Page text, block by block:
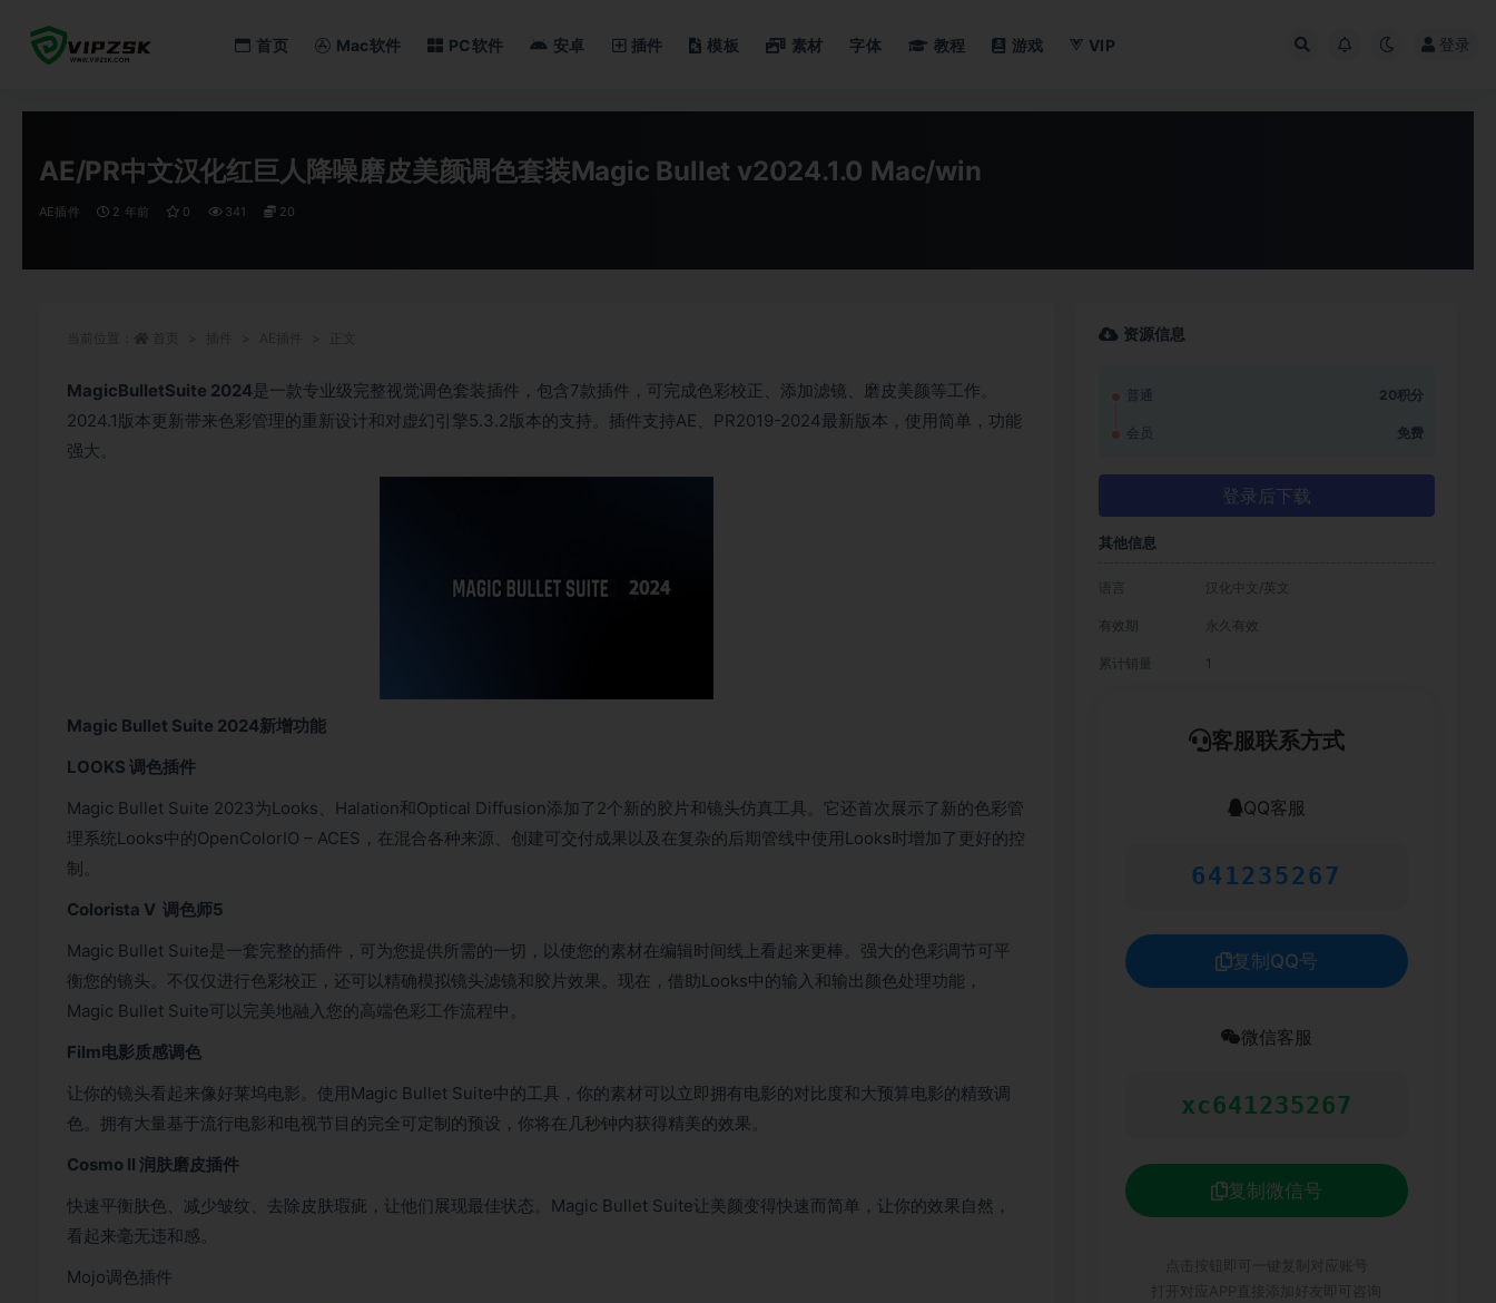
首页 Mac软件 PC软件 安卓 插件 模板 素材 字体 教程 游戏 VIP 登录
AE/PR中文汉化红巨人降噪磨皮美颜调色套装Magic Bullet v2024.1.0 Mac/win
AE插件 2 年前 0 341 20
MagicBulletSuite 2024是一款专业级完整视觉调色套装插件，包含7款插件，可完成色彩校正、添加滤镜、磨皮美颜等工作。
2024.1版本更新带来色彩管理的重新设计和对虚幻引擎5.3.2版本的支持。插件支持AE、PR2019-2024最新版本，使用简单，功能
强大。
Magic Bullet Suite 2024新增功能
LOOKS 调色插件
Magic Bullet Suite 2023为Looks、Halation和Optical Diffusion添加了2个新的胶片和镜头仿真工具。它还首次展示了新的色彩管
理系统Looks中的OpenColorIO – ACES，在混合各种来源、创建可交付成果以及在复杂的后期管线中使用Looks时增加了更好的控
制。
Colorista V 调色师5
Magic Bullet Suite是一套完整的插件，可为您提供所需的一切，以使您的素材在编辑时间线上看起来更棒。强大的色彩调节可平
衡您的镜头。不仅仅进行色彩校正，还可以精确模拟镜头滤镜和胶片效果。现在，借助Looks中的输入和输出颜色处理功能，
Magic Bullet Suite可以完美地融入您的高端色彩工作流程中。
Film电影质感调色
让你的镜头看起来像好莱坞电影。使用Magic Bullet Suite中的工具，你的素材可以立即拥有电影的对比度和大预算电影的精致调
色。拥有大量基于流行电影和电视节目的完全可定制的预设，你将在几秒钟内获得精美的效果。
Cosmo II 润肤磨皮插件
快速平衡肤色、减少皱纹、去除皮肤瑕疵，让他们展现最佳状态。Magic Bullet Suite让美颜变得快速而简单，让你的效果自然，
看起来毫无违和感。
Mojo调色插件
资源信息
普通 20积分
会员 免费
登录后下载
其他信息
语言 汉化中文/英文
有效期 永久有效
累计销量 1
客服联系方式
QQ客服
641235267
复制QQ号
微信客服
xc641235267
复制微信号
全部